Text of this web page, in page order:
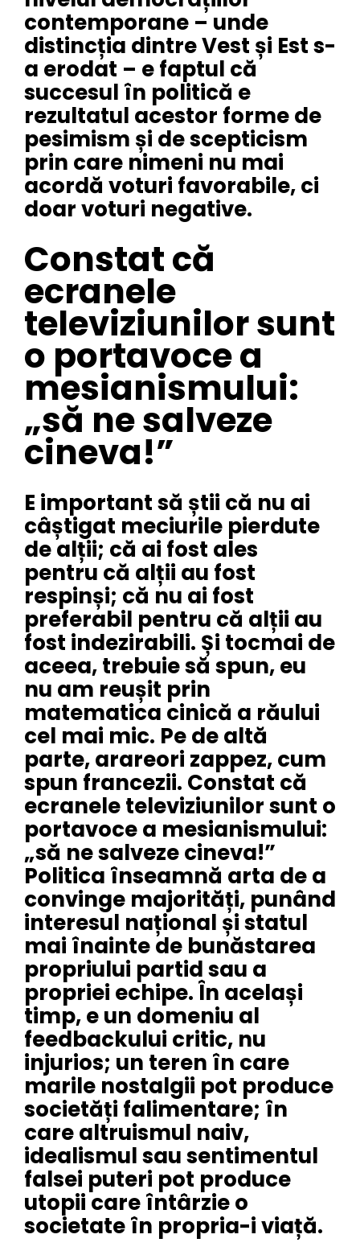
contemporane – unde
distincția dintre Vest și Est s-
a erodat – e faptul că
succesul în politică e
rezultatul acestor forme de
pesimism și de scepticism
prin care nimeni nu mai
acordă voturi favorabile, ci
doar voturi negative.
Constat că
ecranele
televiziunilor sunt
o portavoce a
mesianismului:
„să ne salveze
cineva!”
E important să știi că nu ai
câștigat meciurile pierdute
de alții; că ai fost ales
pentru că alții au fost
respinși; că nu ai fost
preferabil pentru că alții au
fost indezirabili. Și tocmai de
aceea, trebuie să spun, eu
nu am reușit prin
matematica cinică a răului
cel mai mic. Pe de altă
parte, arareori zappez, cum
spun francezii. Constat că
ecranele televiziunilor sunt o
portavoce a mesianismului:
„să ne salveze cineva!”
Politica înseamnă arta de a
convinge majorități, punând
interesul național și statul
mai înainte de bunăstarea
propriului partid sau a
propriei echipe. În același
timp, e un domeniu al
feedbackului critic, nu
injurios; un teren în care
marile nostalgii pot produce
societăți falimentare; în
care altruismul naiv,
idealismul sau sentimentul
falsei puteri pot produce
utopii care întârzie o
societate în propria-i viață.